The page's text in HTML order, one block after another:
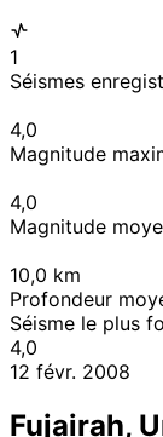
1
Séismes
4,0
Magnitude
4,0
Magnitude
10,0 km
Profondeur
Séisme le plus
4,0
12 févr. 2008
Fujairah,